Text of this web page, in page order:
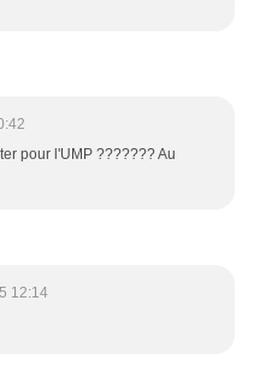
pour l'UMP ??????? Au
12:14